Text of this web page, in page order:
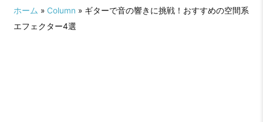
ホーム » Column » ギターで音の響きに挑戦！おすすめの空間系
エフェクター4選